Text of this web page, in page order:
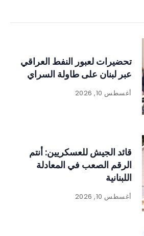
تحضيرات لعبور النفط العراقي
عبر لبنان على طاولة السراي
أغسطس 10, 2026
قائد الجيش للعسكريين: أنتم
الرقم الصعب في المعادلة
اللبنانية
أغسطس 10, 2026